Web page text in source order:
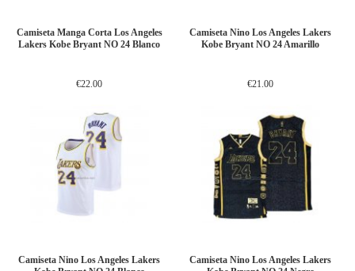
Camiseta Manga Corta Los Angeles
Lakers Kobe Bryant NO 24 Blanco
€22.00
Camiseta Nino Los Angeles Lakers
Kobe Bryant NO 24 Amarillo
€21.00
Camiseta Nino Los Angeles Lakers
Camiseta Nino Los Angeles Lakers